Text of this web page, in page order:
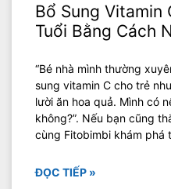
Bổ Sung Vitamin
Tuổi Bằng Cách
“Bé nhà mình thường
sung vitamin C cho trẻ
lười ăn hoa quả. Mình có
không?”. Nếu bạn cũng
cùng Fitobimbi khám phá
ĐỌC TIẾP »